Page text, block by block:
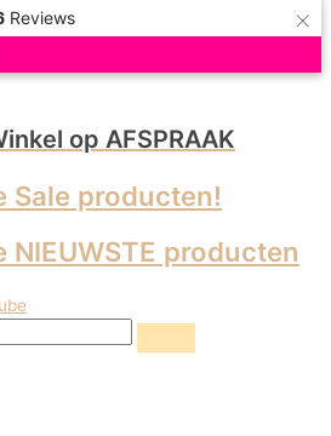
Reviews ×
op AFSPRAAK
Sale producten!
producten